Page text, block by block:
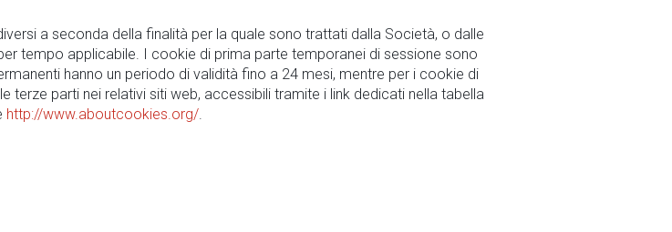
a seconda della finalità per la quale sono trattati dalla Società, o dalle
tempo applicabile. I cookie di prima parte temporanei di sessione sono
hanno un periodo di validità fino a 24 mesi, mentre per i cookie di
parti nei relativi siti web, accessibili tramite i link dedicati nella tabella
http://www.aboutcookies.org/.